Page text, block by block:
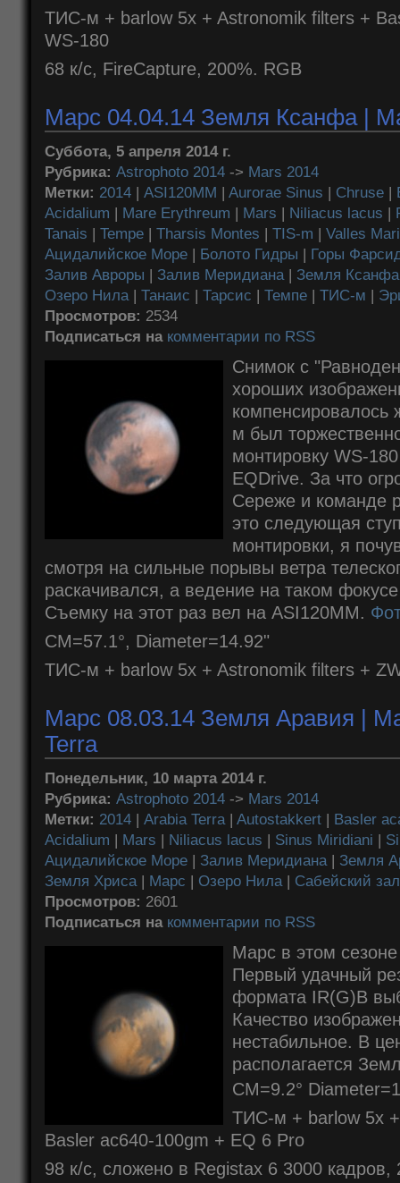
ТИС-м + barlow 5x + Astronomik filters +
WS-180
68 к/с, FireCapture, 200%. RGB
Марс 04.04.14 Земля Ксанфа |
Суббота, 5 апреля 2014 г.
Рубрика: Astrophoto 2014 -> Mars 2014
Метки: 2014 | ASI120MM | Aurorae Sinus | Chruse |
Acidalium | Mare Erythreum | Mars | Niliacus lacus |
Tanais | Tempe | Tharsis Montes | TIS-m | Valles
Ацидалийское Море | Болото Гидры | Горы
Залив Авроры | Залив Меридиана| Земля Ксанфа
Озеро Нила| Танаис | Тарсиc | Темпе | ТИС-м |
Просмотров: 2534
Подписаться на комментарии по RSS
Снимок с
хороших
м был
монтировку WS-
EQDrive. За что
Сереже и команде
это следующая
монтировки, я
смотря на сильные порывы ветра
раскачивался, а ведение на таком
Съемку на этот раз вел на ASI120MM.
CM=57.1°, Diameter=14.92"
ТИС-м + barlow 5x + Astronomik filters +
Марс 08.03.14 Земля Аравия |
Terra
Понедельник, 10 марта 2014 г.
Рубрика: Astrophoto 2014 -> Mars 2014
Метки: 2014 | Arabia Terra| Autostakkert | Basler
Acidalium | Mars | Niliacus lacus | Sinus Miridiani |
Ацидалийское Море | Залив Меридиана| Земля
Земля Хриса| Марс | Озеро Нила| Сабейский
Просмотров: 2601
Подписаться на комментарии по RSS
Марс в этом
Первый удачный
формата IR(G)B
Качество
нестабильное. В
располагается
CM=9.2°
ТИС-м + barlow 5x
Basler ac640-100gm + EQ 6 Pro
98 к/с, сложено в Registax 6 3000 кадров,